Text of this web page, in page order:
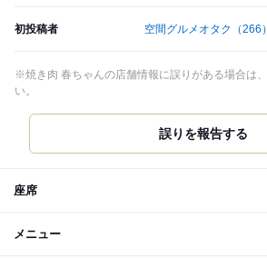
初投稿者 空間グルメオタク （266）
※焼き肉 春ちゃんの店舗情報に誤りがある場合は
い。
誤りを報告する
座席
メニュー